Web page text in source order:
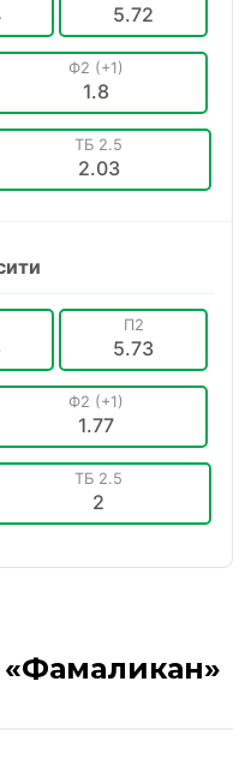
5.72
Ф2 (+1)
1.8
ТБ 2.5
2.03
П2
5.73
Ф2 (+1)
1.77
ТБ 2.5
2